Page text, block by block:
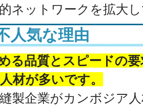
ネットワークを拡大
人気な理由
る品質とスピードの
材が多いです。
製企業がカンボジア